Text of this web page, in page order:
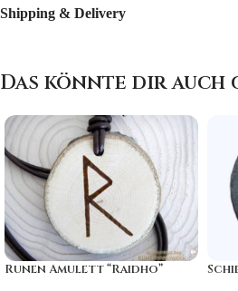
Shipping & Delivery
Das könnte dir auch
Runen Amulett “Raidho”